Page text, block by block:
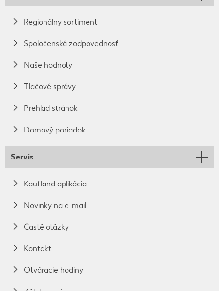
Regionálny sortiment
Spoločenská zodpovednosť
Naše hodnoty
Tlačové správy
Prehľad stránok
Domový poriadok
Servis
Kaufland aplikácia
Novinky na e-mail
Časté otázky
Kontakt
Otváracie hodiny